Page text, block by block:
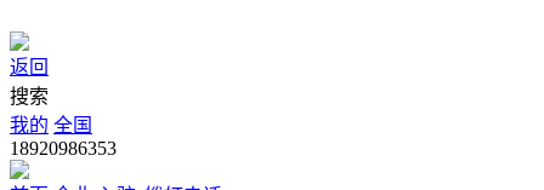
返回
搜索
我的 全国
18920986353